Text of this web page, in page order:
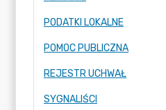
PODATKI LOKALNE
POMOC PUBLICZNA
REJESTR UCHWAŁ
SYGNALIŚCI